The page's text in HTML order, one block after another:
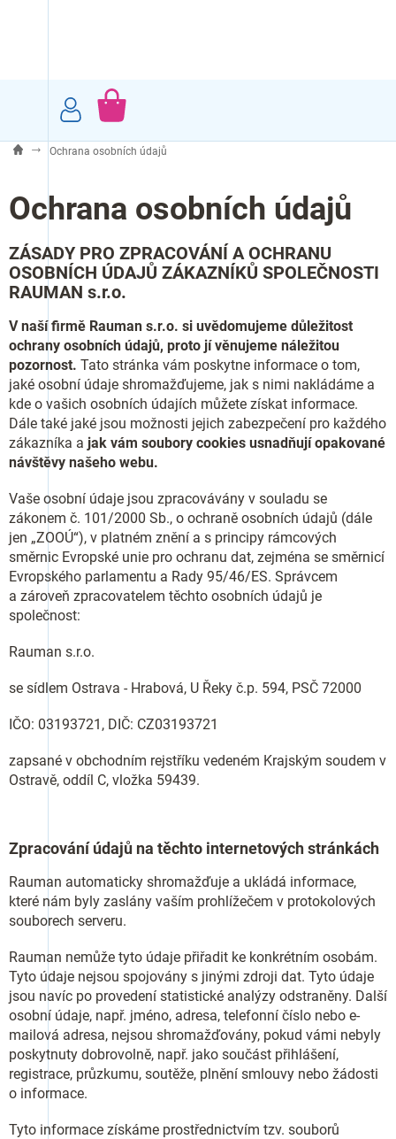
NÁKUPNÍ
Ochrana osobních údajů
Ochrana osobních údajů
ZÁSADY PRO ZPRACOVÁNÍ A OCHRANU
OSOBNÍCH ÚDAJŮ ZÁKAZNÍKŮ SPOLEČNOSTI
RAUMAN s.r.o.
V naší firmě Rauman s.r.o. si uvědomujeme důležitost
ochrany osobních údajů, proto jí věnujeme náležitou
pozornost. Tato stránka vám poskytne informace o tom,
jaké osobní údaje shromažďujeme, jak s nimi nakládáme a
kde o vašich osobních údajích můžete získat informace.
Dále také jaké jsou možnosti jejich zabezpečení pro každého
zákazníka a jak vám soubory cookies usnadňují opakované
návštěvy našeho webu.
Vaše osobní údaje jsou zpracovávány v souladu se
zákonem č. 101/2000 Sb., o ochraně osobních údajů (dále
jen „ZOOÚ“), v platném znění a s principy rámcových
směrnic Evropské unie pro ochranu dat, zejména se směrnicí
Evropského parlamentu a Rady 95/46/ES. Správcem
a zároveň zpracovatelem těchto osobních údajů je
společnost:
Rauman s.r.o.
se sídlem Ostrava - Hrabová, U Řeky č.p. 594, PSČ 72000
IČO: 03193721 , DIČ: CZ03193721
zapsané v obchodním rejstříku vedeném Krajským soudem v
Ostravě, oddíl C, vložka 59439.
Zpracování údajů na těchto internetových stránkách
Rauman automaticky shromažďuje a ukládá informace,
které nám byly zaslány vaším prohlížečem v protokolových
souborech serveru.
Rauman nemůže tyto údaje přiřadit ke konkrétním osobám.
Tyto údaje nejsou spojovány s jinými zdroji dat. Tyto údaje
jsou navíc po provedení statistické analýzy odstraněny. Další
osobní údaje, např. jméno, adresa, telefonní číslo nebo e-
mailová adresa, nejsou shromažďovány, pokud vámi nebyly
poskytnuty dobrovolně, např. jako součást přihlášení,
registrace, průzkumu, soutěže, plnění smlouvy nebo žádosti
o informace.
Tyto informace získáme prostřednictvím tzv. souborů